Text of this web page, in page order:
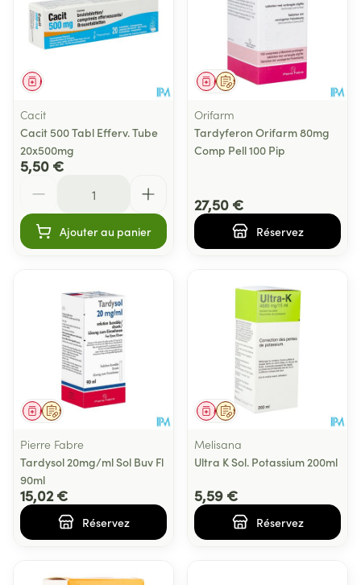
Médicament
Cacit
Cacit 500 Tabl Efferv. Tube
20x500mg
5,50 €
Ajouter au panier
Sur prescription
Médicament
Orifarm
Tardyferon Orifarm 80mg
Comp Pell 100 Pip
27,50 €
Réservez
Sur prescription
Médicament
Pierre Fabre
Tardysol 20mg/ml Sol Buv Fl
90ml
15,02 €
Réservez
Sur prescription
Médicament
Melisana
Ultra K Sol. Potassium 200ml
5,59 €
Réservez